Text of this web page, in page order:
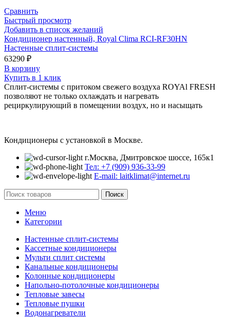
Сравнить
Быстрый просмотр
Добавить в список желаний
Кондиционер настенный, Royal Clima RCI-RF30HN
Настенные сплит-системы
63290 ₽
В корзину
Купить в 1 клик
Сплит-системы с притоком свежего воздуха ROYAl FRESH
позволяют не только охлаждать и нагревать
рециркулирующий в помещении воздух, но и насыщать
Кондиционеры с установкой в Москве.
г.Москва, Дмитровское шоссе, 165к1
Тел: +7 (909) 936-33-99
E-mail: laitklimat@internet.ru
Поиск
Меню
Категории
Настенные сплит-системы
Кассетные кондиционеры
Мульти сплит системы
Канальные кондиционеры
Колонные кондиционеры
Напольно-потолочные кондиционеры
Тепловые завесы
Тепловые пушки
Водонагреватели